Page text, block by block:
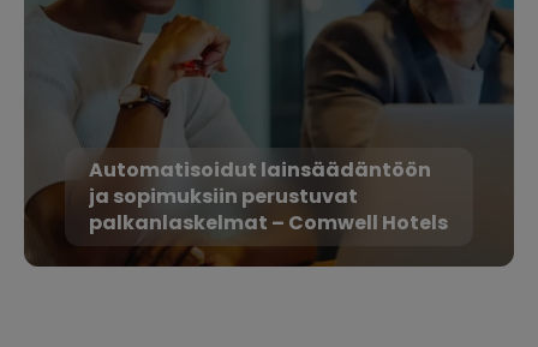
Automatisoidut lainsäädäntöön
ja sopimuksiin perustuvat
palkanlaskelmat – Comwell Hotels